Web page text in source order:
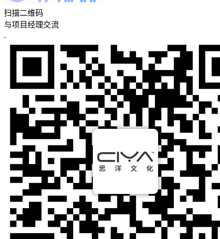
扫描二维码
与项目经理交流